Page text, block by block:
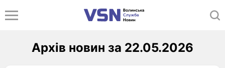
Архів новин за 22.05.2026